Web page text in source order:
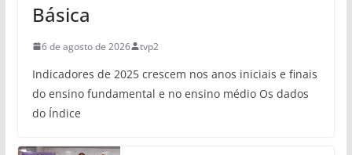
Básica
6 de agosto de 2026 tvp2
Indicadores de 2025 crescem nos anos iniciais e finais
do ensino fundamental e no ensino médio Os dados
do Índice